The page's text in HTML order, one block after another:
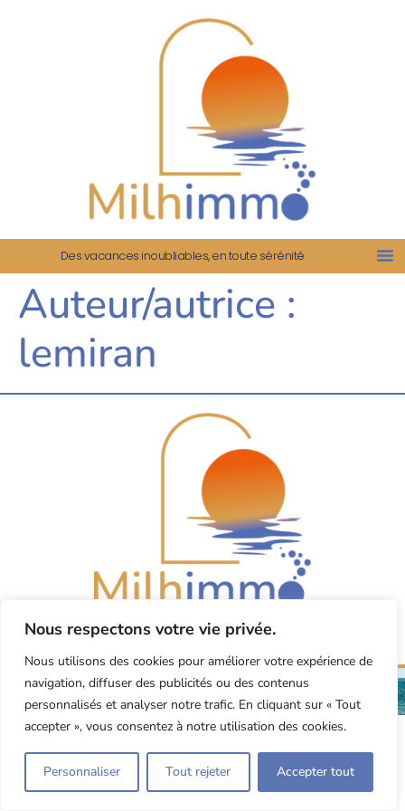
Nous respectons votre vie privée.
Nous utilisons des cookies pour améliorer votre expérience de
navigation, diffuser des publicités ou des contenus
personnalisés et analyser notre trafic. En cliquant sur « Tout
accepter », vous consentez à notre utilisation des cookies.
Personnaliser Tout rejeter Accepter tout
Des vacances inoubliables, en toute sérénité
Auteur/autrice :
lemiran
©2024 Milhimmo •Conception et hébergement site dynamique Agence Citron Zébré
Conditions Générales• Mentions légales